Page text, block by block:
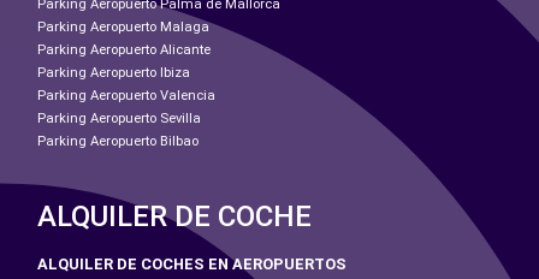
Parking Aeropuerto Palma de Mallorca
Parking Aeropuerto Malaga
Parking Aeropuerto Alicante
Parking Aeropuerto Ibiza
Parking Aeropuerto Valencia
Parking Aeropuerto Sevilla
Parking Aeropuerto Bilbao
ALQUILER DE COCHE
ALQUILER DE COCHES EN AEROPUERTOS